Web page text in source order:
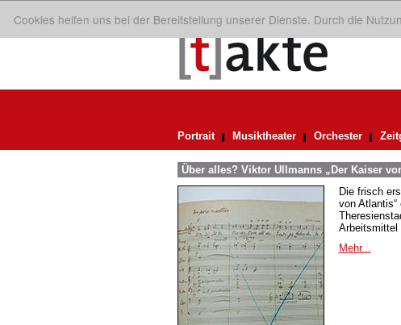
Cookies helfen uns bei der Bereitstellung unserer Dienste. Durch die
Portrait Musiktheater Orchester
Über alles? Viktor Ullmanns „Der Kaiser
Die frisch
von
Arbeitsmittel
Mehr...